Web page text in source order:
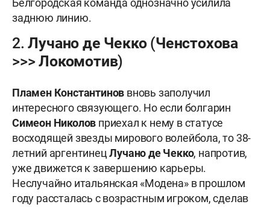
Белгородская команда однозначно усилила
заднюю линию.
2. Лучано де Чекко (Ченстохова
>>> Локомотив)
Пламен Константинов вновь заполучил
интересного связующего. Но если болгарин
Симеон Николов приехал к нему в статусе
восходящей звезды мирового волейбола, то 38-
летний аргентинецЛучаноде Чекко, напротив,
уже движется к завершению карьеры.
Неслучайно итальянская «Модена» в прошлом
году рассталась с возрастным игроком, сделав